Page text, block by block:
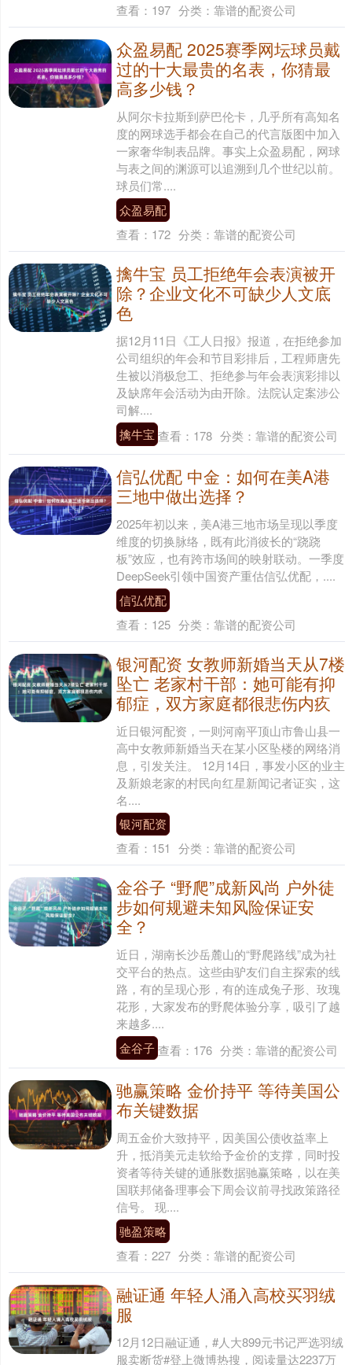
查看： 197 分类： 靠谱的配资公司
众盈易配 2025赛季网坛球员戴
过的十大最贵的名表，你猜最
高多少钱？
从阿尔卡拉斯到萨巴伦卡，几乎所有高知名
度的网球选手都会在自己的代言版图中加入
一家奢华制表品牌。事实上众盈易配，网球
与表之间的渊源可以追溯到几个世纪以前。
球员们常....
众盈易配
查看： 172 分类： 靠谱的配资公司
擒牛宝 员工拒绝年会表演被开
除？企业文化不可缺少人文底
色
据12月11日《工人日报》报道，在拒绝参加
公司组织的年会和节目彩排后，工程师唐先
生被以消极怠工、拒绝参与年会表演彩排以
及缺席年会活动为由开除。法院认定案涉公
司解....
擒牛宝 查看： 178 分类： 靠谱的配资公司
信弘优配 中金：如何在美A港
三地中做出选择？
2025年初以来，美A港三地市场呈现以季度
维度的切换脉络，既有此消彼长的“跷跷
板”效应，也有跨市场间的映射联动。一季度
DeepSeek引领中国资产重估信弘优配，....
信弘优配
查看： 125 分类： 靠谱的配资公司
银河配资 女教师新婚当天从7楼
坠亡 老家村干部：她可能有抑
郁症，双方家庭都很悲伤内疚
近日银河配资，一则河南平顶山市鲁山县一
高中女教师新婚当天在某小区坠楼的网络消
息，引发关注。 12月14日，事发小区的业主
及新娘老家的村民向红星新闻记者证实，这
名....
银河配资
查看： 151 分类： 靠谱的配资公司
金谷子 “野爬”成新风尚 户外徒
步如何规避未知风险保证安
全？
近日，湖南长沙岳麓山的“野爬路线”成为社
交平台的热点。这些由驴友们自主探索的线
路，有的呈现心形，有的连成兔子形、玫瑰
花形，大家发布的野爬体验分享，吸引了越
来越多....
金谷子查看： 176 分类： 靠谱的配资公司
驰赢策略 金价持平 等待美国公
布关键数据
周五金价大致持平，因美国公债收益率上
升，抵消美元走软给予金价的支撑，同时投
资者等待关键的通胀数据驰赢策略，以在美
国联邦储备理事会下周会议前寻找政策路径
信号。 现....
驰盈策略
查看： 227 分类： 靠谱的配资公司
融证通 年轻人涌入高校买羽绒
服
12月12日融证通，#人大899元书记严选羽绒
服卖断货#登上微博热搜，阅读量达2237万